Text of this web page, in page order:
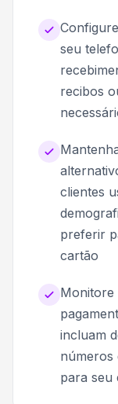
seu
recibos
clientes
preferir
cartão
Monitore
incluam
números
para seu